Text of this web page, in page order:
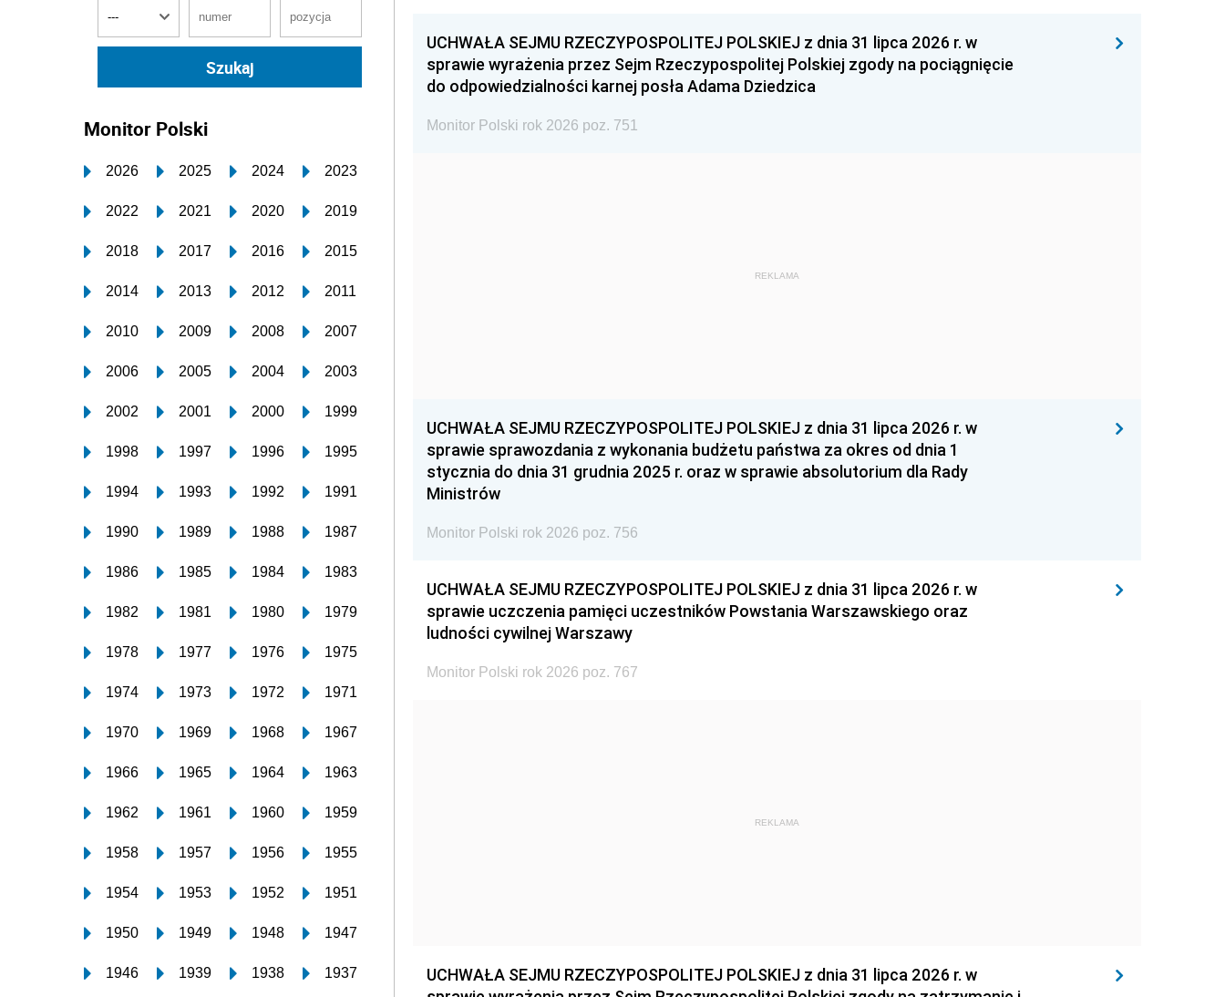
Monitor Polski
2026 2025 2024 2023
2022 2021 2020 2019
2018 2017 2016 2015
2014 2013 2012 2011
2010 2009 2008 2007
2006 2005 2004 2003
2002 2001 2000 1999
1998 1997 1996 1995
1994 1993 1992 1991
1990 1989 1988 1987
1986 1985 1984 1983
1982 1981 1980 1979
1978 1977 1976 1975
1974 1973 1972 1971
1970 1969 1968 1967
1966 1965 1964 1963
1962 1961 1960 1959
1958 1957 1956 1955
1954 1953 1952 1951
1950 1949 1948 1947
1946 1939 1938 1937
UCHWAŁA SEJMU RZECZYPOSPOLITEJ POLSKIEJ z dnia 31 lipca 2026 r. w
sprawie wyrażenia przez Sejm Rzeczypospolitej Polskiej zgody na pociągnięcie
do odpowiedzialności karnej posła Adama Dziedzica
Monitor Polski rok 2026 poz. 751
REKLAMA
UCHWAŁA SEJMU RZECZYPOSPOLITEJ POLSKIEJ z dnia 31 lipca 2026 r. w
sprawie sprawozdania z wykonania budżetu państwa za okres od dnia 1
stycznia do dnia 31 grudnia 2025 r. oraz w sprawie absolutorium dla Rady
Ministrów
Monitor Polski rok 2026 poz. 756
UCHWAŁA SEJMU RZECZYPOSPOLITEJ POLSKIEJ z dnia 31 lipca 2026 r. w
sprawie uczczenia pamięci uczestników Powstania Warszawskiego oraz
ludności cywilnej Warszawy
Monitor Polski rok 2026 poz. 767
REKLAMA
UCHWAŁA SEJMU RZECZYPOSPOLITEJ POLSKIEJ z dnia 31 lipca 2026 r. w